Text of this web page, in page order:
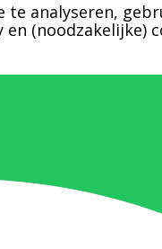
analyseren,
(noodzakelijke)